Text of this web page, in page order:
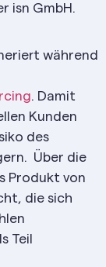
isn GmbH.
während
. Damit
Kunden
des
Über die
Produkt von
die sich
Teil